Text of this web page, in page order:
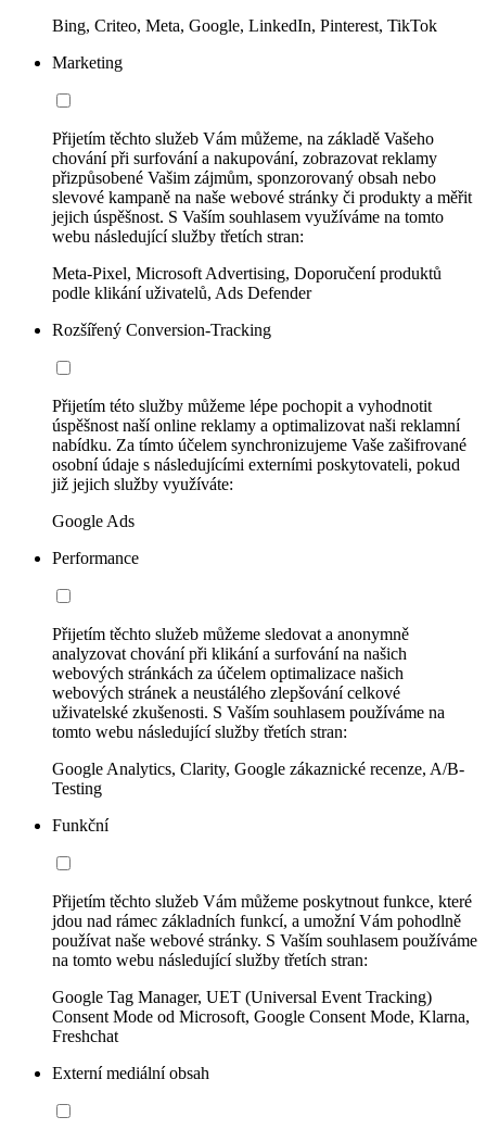
Bing, Criteo, Meta, Google, LinkedIn, Pinterest, TikTok
Marketing
Přijetím těchto služeb Vám můžeme, na základě Vašeho
chování při surfování a nakupování, zobrazovat reklamy
přizpůsobené Vašim zájmům, sponzorovaný obsah nebo
slevové kampaně na naše webové stránky či produkty a měřit
jejich úspěšnost. S Vaším souhlasem využíváme na tomto
webu následující služby třetích stran:
Meta-Pixel, Microsoft Advertising, Doporučení produktů
podle klikání uživatelů, Ads Defender
Rozšířený Conversion-Tracking
Přijetím této služby můžeme lépe pochopit a vyhodnotit
úspěšnost naší online reklamy a optimalizovat naši reklamní
nabídku. Za tímto účelem synchronizujeme Vaše zašifrované
osobní údaje s následujícími externími poskytovateli, pokud
již jejich služby využíváte:
Google Ads
Performance
Přijetím těchto služeb můžeme sledovat a anonymně
analyzovat chování při klikání a surfování na našich
webových stránkách za účelem optimalizace našich
webových stránek a neustálého zlepšování celkové
uživatelské zkušenosti. S Vaším souhlasem používáme na
tomto webu následující služby třetích stran:
Google Analytics, Clarity, Google zákaznické recenze, A/B-
Testing
Funkční
Přijetím těchto služeb Vám můžeme poskytnout funkce, které
jdou nad rámec základních funkcí, a umožní Vám pohodlně
používat naše webové stránky. S Vaším souhlasem používáme
na tomto webu následující služby třetích stran:
Google Tag Manager, UET (Universal Event Tracking)
Consent Mode od Microsoft, Google Consent Mode, Klarna,
Freshchat
Externí mediální obsah